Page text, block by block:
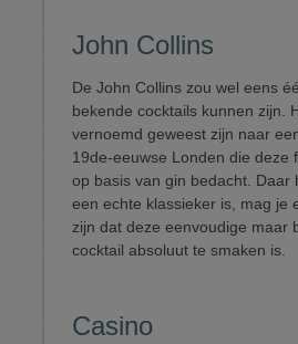
John Collins
De John Collins zou wel eens
bekende cocktails kunnen zijn.
vernoemd geweest zijn naar
19de-eeuwse Londen die deze
op basis van gin bedacht. Daar
een echte klassieker is, mag je
zijn dat deze eenvoudige maar
cocktail absoluut te smaken is.
Casino